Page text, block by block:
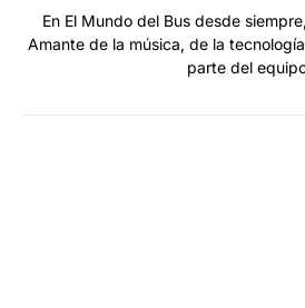
En El Mundo del Bus desde
Amante de la música, de la
parte del